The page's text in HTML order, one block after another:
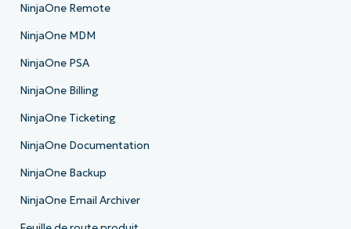
NinjaOne Remote
NinjaOne MDM
NinjaOne PSA
NinjaOne Billing
NinjaOne Ticketing
NinjaOne Documentation
NinjaOne Backup
NinjaOne Email Archiver